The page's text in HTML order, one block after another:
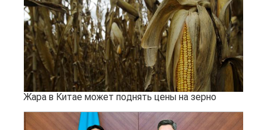
Жара в Китае может поднять цены на зерно